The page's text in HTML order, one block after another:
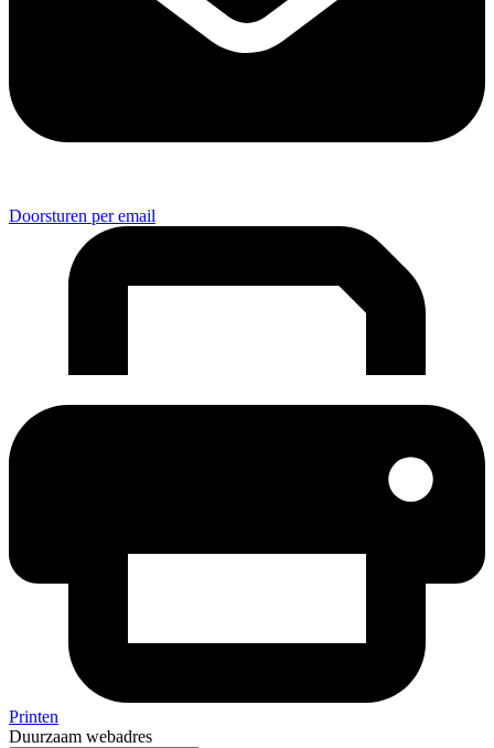
Doorsturen per email
Printen
Duurzaam webadres